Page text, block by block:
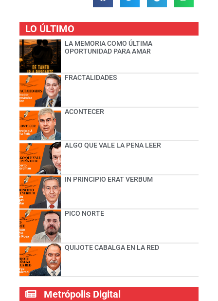
LO ÚLTIMO
LA MEMORIA COMO ÚLTIMA
OPORTUNIDAD PARA AMAR
FRACTALIDADES
ACONTECER
ALGO QUE VALE LA PENA LEER
IN PRINCIPIO ERAT VERBUM
PICO NORTE
QUIJOTE CABALGA EN LA RED
Metrópolis Digital